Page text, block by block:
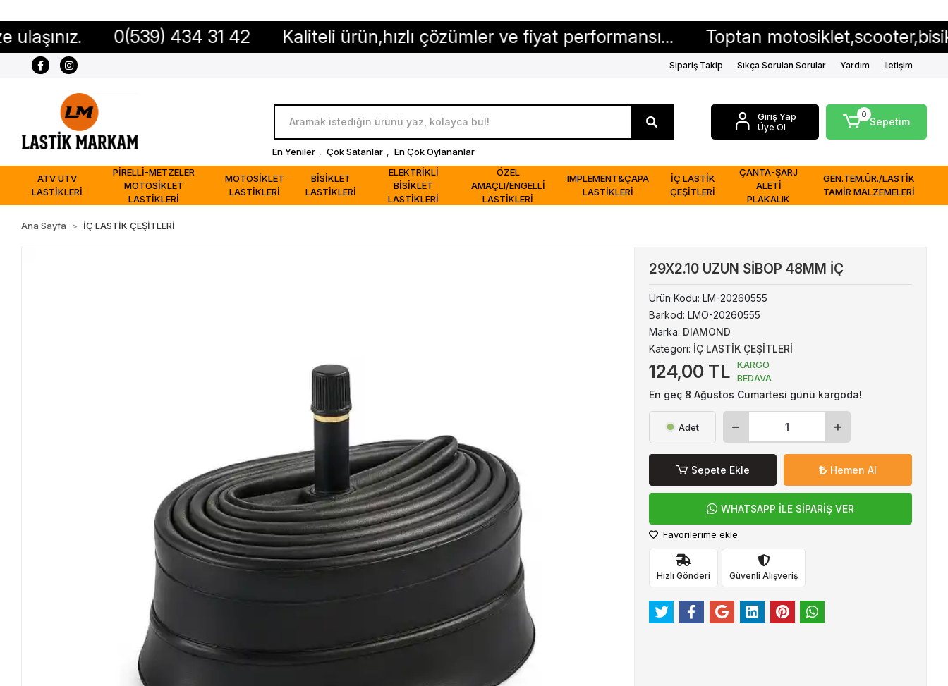
0(539) 434 31 42 Kaliteli ürün,hızlı çözümler ve fiyat performansı... Toptan motosiklet,scooter,bisiklet iç
Sipariş Takip Sıkça Sorulan Sorular Yardım İletişim
En Yeniler , Çok Satanlar , En Çok Oylananlar
Giriş Yap
Üye Ol
0
Sepetim
ATV UTV
LASTİKLERİ
PİRELLİ-METZELER
MOTOSİKLET
LASTİKLERİ
MOTOSİKLET
LASTİKLERİ
BİSİKLET
LASTİKLERİ
ELEKTRİKLİ
BİSİKLET
LASTİKLERİ
ÖZEL
AMAÇLI/ENGELLİ
LASTİKLERİ
IMPLEMENT&ÇAPA
LASTİKLERİ
İÇ LASTİK
ÇEŞİTLERİ
ÇANTA-ŞARJ
ALETİ
PLAKALIK
GEN.TEM.ÜR./LASTİK
TAMİR MALZEMELERİ
Ana Sayfa İÇ LASTİK ÇEŞİTLERİ
29X2.10 UZUN SİBOP 48MM İÇ
Ürün Kodu: LM-20260555
Barkod: LMO-20260555
Marka: DIAMOND
Kategori: İÇ LASTİK ÇEŞİTLERİ
124,00 TL
KARGO
BEDAVA
En geç 8 Ağustos Cumartesi günü kargoda!
Adet
Sepete Ekle Hemen Al
WHATSAPP İLE SİPARİŞ VER
Favorilerime ekle
Hızlı Gönderi Güvenli Alışveriş